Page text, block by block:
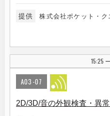
提供 株式会社ポケット・ク
15:25
A03-07
2D/3D/音の外観検査・異